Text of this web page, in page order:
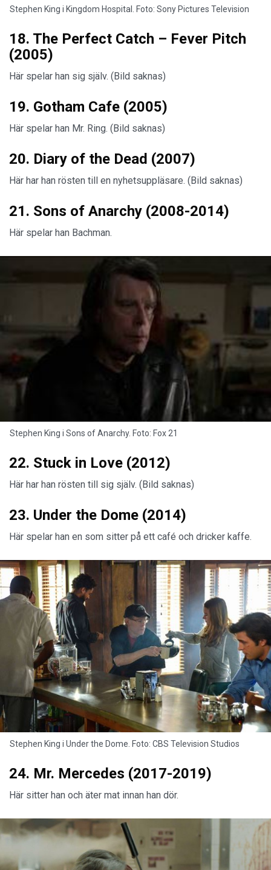
Stephen King i Kingdom Hospital. Foto: Sony Pictures Television
18. The Perfect Catch – Fever Pitch
(2005)
Här spelar han sig själv. (Bild saknas)
19. Gotham Cafe (2005)
Här spelar han Mr. Ring. (Bild saknas)
20. Diary of the Dead (2007)
Här har han rösten till en nyhetsuppläsare. (Bild saknas)
21. Sons of Anarchy (2008-2014)
Här spelar han Bachman.
Stephen King i Sons of Anarchy. Foto: Fox 21
22. Stuck in Love (2012)
Här har han rösten till sig själv. (Bild saknas)
23. Under the Dome (2014)
Här spelar han en som sitter på ett café och dricker kaffe.
Stephen King i Under the Dome. Foto: CBS Television Studios
24. Mr. Mercedes (2017-2019)
Här sitter han och äter mat innan han dör.